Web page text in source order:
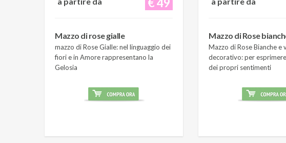
Mazzo di rose gialle
mazzo di Rose Gialle: nel linguaggio dei
fiori e in Amore rappresentano la
Gelosia
Mazzo di Rose
Mazzo di Rose Bianche e
decorativo: per
dei propri sentimenti